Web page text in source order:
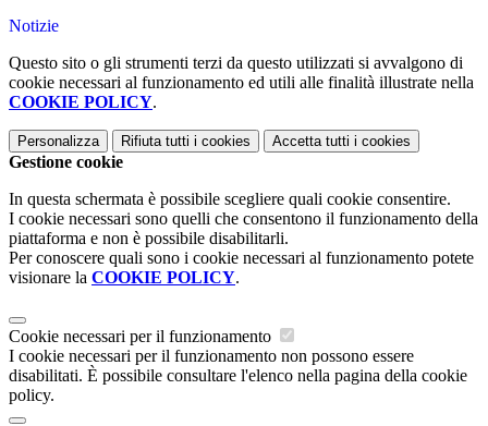
Notizie
Questo sito o gli strumenti terzi da questo utilizzati si avvalgono di
cookie necessari al funzionamento ed utili alle finalità illustrate nella
COOKIE POLICY.
Personalizza Rifiuta tutti i cookies Accetta tutti i cookies
Gestione cookie
In questa schermata è possibile scegliere quali cookie consentire.
I cookie necessari sono quelli che consentono il funzionamento della
piattaforma e non è possibile disabilitarli.
Per conoscere quali sono i cookie necessari al funzionamento potete
visionare la COOKIE POLICY.
Cookie necessari per il funzionamento
I cookie necessari per il funzionamento non possono essere
disabilitati. È possibile consultare l'elenco nella pagina della cookie
policy.